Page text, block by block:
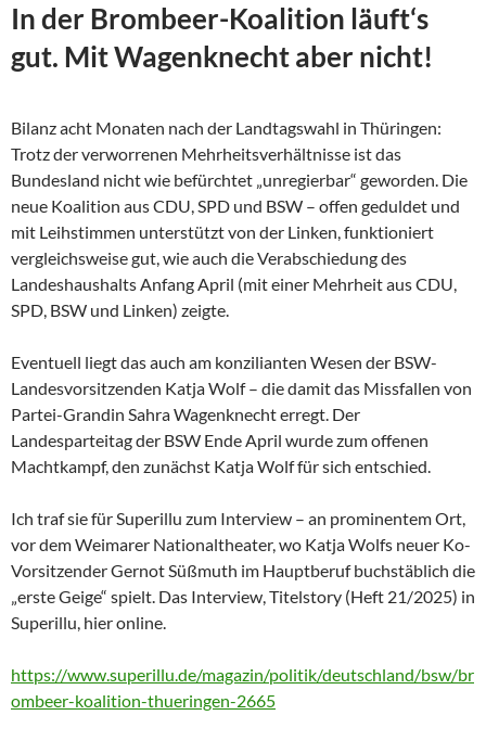
In der Brombeer-Koalition läuft‘s
gut. Mit Wagenknecht aber nicht!
Bilanz acht Monaten nach der Landtagswahl in Thüringen:
Trotz der verworrenen Mehrheitsverhältnisse ist das
Bundesland nicht wie befürchtet „unregierbar“ geworden. Die
neue Koalition aus CDU, SPD und BSW – offen geduldet und
mit Leihstimmen unterstützt von der Linken, funktioniert
vergleichsweise gut, wie auch die Verabschiedung des
Landeshaushalts Anfang April (mit einer Mehrheit aus CDU,
SPD, BSW und Linken) zeigte.
Eventuell liegt das auch am konzilianten Wesen der BSW-
Landesvorsitzenden Katja Wolf – die damit das Missfallen von
Partei-Grandin Sahra Wagenknecht erregt. Der
Landesparteitag der BSW Ende April wurde zum offenen
Machtkampf, den zunächst Katja Wolf für sich entschied.
Ich traf sie für Superillu zum Interview – an prominentem Ort,
vor dem Weimarer Nationaltheater, wo Katja Wolfs neuer Ko-
Vorsitzender Gernot Süßmuth im Hauptberuf buchstäblich die
„erste Geige“ spielt. Das Interview, Titelstory (Heft 21/2025) in
Superillu, hier online.
https://www.superillu.de/magazin/politik/deutschland/bsw/br
ombeer-koalition-thueringen-2665